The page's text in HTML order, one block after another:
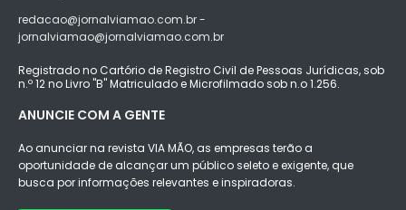
redacao@jornalviamao.com.br -
jornalviamao@jornalviamao.com.br
Registrado no Cartório de Registro Civil de Pessoas Jurídicas, sob
n.º 12 no Livro "B" Matriculado e Microfilmado sob n.o 1.256.
ANUNCIE COM A GENTE
Ao anunciar na revista VIA MÃO, as empresas terão a
oportunidade de alcançar um público seleto e exigente, que
busca por informações relevantes e inspiradoras.